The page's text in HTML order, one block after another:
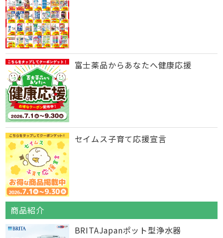
富士薬品からあなたへ健康応援
セイムス子育て応援宣言
商品紹介
BRITAJapanポット型浄水器